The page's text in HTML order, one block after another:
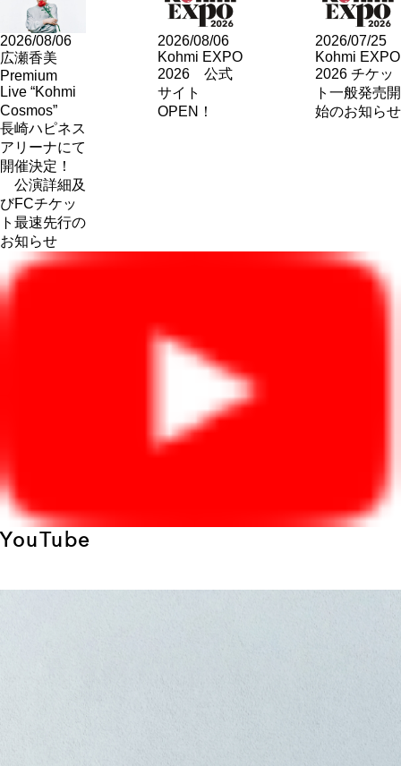
2026/08/06
広瀬香美
Premium
Live “Kohmi
Cosmos”
長崎ハピネス
アリーナにて
開催決定！
公演詳細及
びFCチケッ
ト最速先行の
お知らせ
2026/08/06
Kohmi EXPO
2026 公式
サイト
OPEN！
2026/07/25
Kohmi EXPO
2026 チケッ
ト一般発売開
始のお知らせ
YouTube